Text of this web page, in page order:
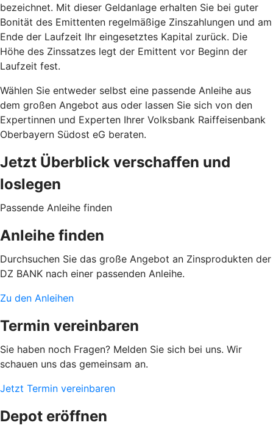
bezeichnet. Mit dieser Geldanlage erhalten Sie bei guter
Bonität des Emittenten regelmäßige Zinszahlungen und am
Ende der Laufzeit Ihr eingesetztes Kapital zurück. Die
Höhe des Zinssatzes legt der Emittent vor Beginn der
Laufzeit fest.
Wählen Sie entweder selbst eine passende Anleihe aus
dem großen Angebot aus oder lassen Sie sich von den
Expertinnen und Experten Ihrer Volksbank Raiffeisenbank
Oberbayern Südost eG beraten.
Jetzt Überblick verschaffen und
loslegen
Passende Anleihe finden
Anleihe finden
Durchsuchen Sie das große Angebot an Zinsprodukten der
DZ BANK nach einer passenden Anleihe.
Zu den Anleihen
Termin vereinbaren
Sie haben noch Fragen? Melden Sie sich bei uns. Wir
schauen uns das gemeinsam an.
Jetzt Termin vereinbaren
Depot eröffnen